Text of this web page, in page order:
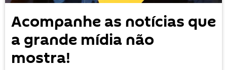
Acompanhe as notícias que
a grande mídia não
mostra!